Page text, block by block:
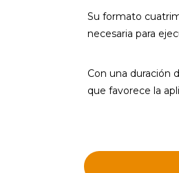
Su formato
necesaria para
Con una duración
que favorece la